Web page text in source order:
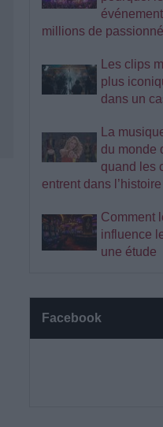
millions de
Les clips
plus
dans un
La
du monde
quand les
entrent dans l’histoire
Comment
influence
une étude
Facebook